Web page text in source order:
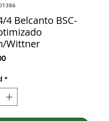
4 Belcanto BSC-
Wittner
Precio
*